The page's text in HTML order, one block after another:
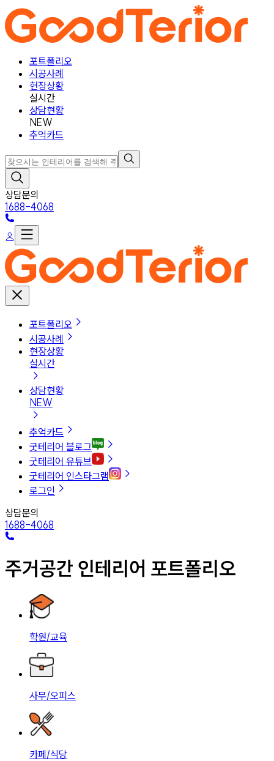
포트폴리오
시공사례
현장상황
실시간
상담현황
NEW
추억카드
상담문의
1688-4068
포트폴리오
시공사례
현장상황
실시간
상담현황
NEW
추억카드
굿테리어 블로그
굿테리어 유튜브
굿테리어 인스타그램
로그인
상담문의
1688-4068
주거공간 인테리어 포트폴리오
학원/교육
사무/오피스
카페/식당